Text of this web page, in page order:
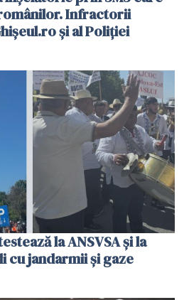
Infractorii
și al Poliției
la ANSVSA și la
cu jandarmii și gaze